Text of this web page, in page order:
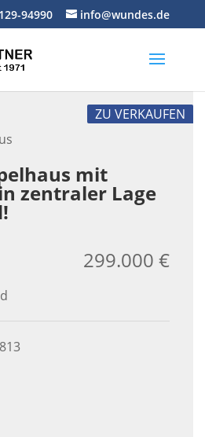
94990 info@wundes.de
ZU VERKAUFEN
mit
zentraler Lage
299.000 €